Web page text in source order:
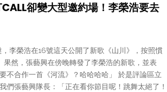
卻變大型邀約場！李榮浩要去
李榮浩在16號這天公開了新歌《山川》，按照慣
然，張藝興在傍晚轉發了李榮浩的新歌，並表
不合作一首《河流》？哈哈哈哈」 於是評論區立
們張藝興隊長：「正在看你節目呢！跳舞太絕了！